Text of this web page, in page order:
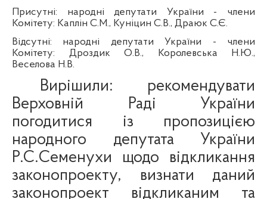
Присутні: народні депутати України - члени
Комітету: Каплін С.М., Куніцин С.В., Драюк С.Є.
Відсутні: народні депутати України - члени
Комітету: Дроздик О.В., Королевська Н.Ю.,
Веселова Н.В.
Вирішили: рекомендувати
Верховній Раді України
погодитися із пропозицією
народного депутата України
Р.С.Семенухи щодо відкликання
законопроекту, визнати даний
законопроект відкликаним та